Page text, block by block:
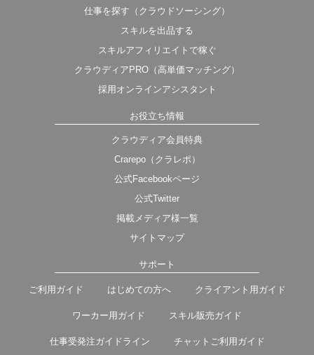
仕事を探す（クラウドソーシング）
スキルを出品する
スキルアフィリエイトで稼ぐ
クラウディアPRO（高単価マッチング）
採用オンラインアシスタント
お役立ち情報
クラウディア会員特典
Crarepo（クラレポ）
公式Facebookページ
公式Twitter
掲載メディア様一覧
サイトマップ
サポート
ご利用ガイド はじめての方へ クライアント用ガイド
ワーカー用ガイド スキル販売ガイド
仕事受発注ガイドライン チャットご利用ガイド